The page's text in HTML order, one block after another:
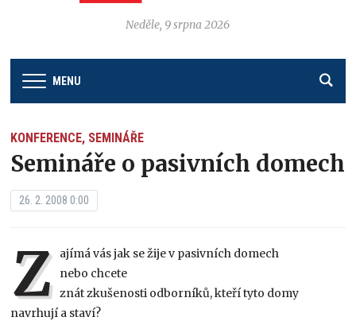
Neděle, 9 srpna 2026
MENU
KONFERENCE, SEMINÁŘE
Semináře o pasivních domech
26. 2. 2008 0:00
Z ajímá vás jak se žije v pasivních domech
nebo chcete
znát zkušenosti odborníků, kteří tyto domy
navrhují a staví?